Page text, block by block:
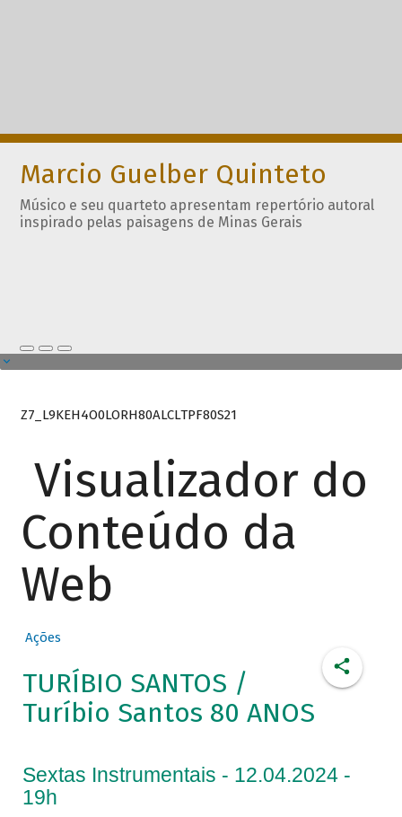
Marcio Guelber Quinteto
Músico e seu quarteto apresentam repertório autoral
inspirado pelas paisagens de Minas Gerais
Z7_L9KEH4O0LORH80ALCLTPF80S21
Visualizador do
Conteúdo da
Web
Ações
TURÍBIO SANTOS /
Turíbio Santos 80 ANOS
Sextas Instrumentais - 12.04.2024 -
19h